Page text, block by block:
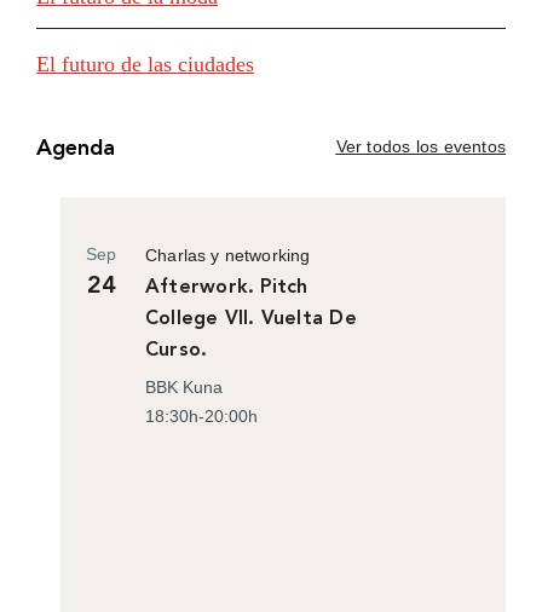
El futuro de las ciudades
Agenda Ver todos los eventos
Charlas y networking
Sep
24
Afterwork. Pitch
College VII. Vuelta De
Curso.
BBK Kuna
18:30h-20:00h